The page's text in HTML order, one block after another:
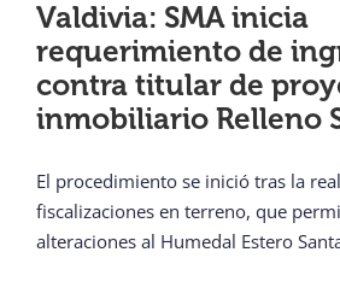
Valdivia: SMA inicia
requerimiento de
contra titular de
inmobiliario Relleno
El procedimiento se inició tras la
fiscalizaciones en terreno, que
alteraciones al Humedal Estero